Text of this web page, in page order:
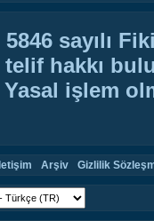
5846 sayılı
telif hakkı
Yasal işlem
İletişim Arşiv Gizlilik